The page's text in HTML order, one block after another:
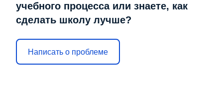
учебного процесса или знаете, как
сделать школу лучше?
Написать о проблеме